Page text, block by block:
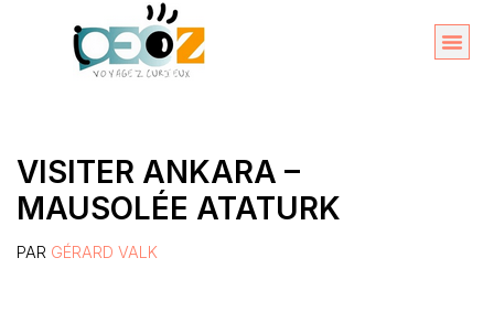
VISITER ANKARA –
MAUSOLÉE ATATURK
PAR GÉRARD VALK